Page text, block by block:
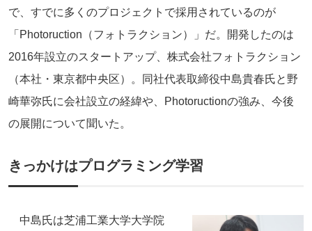
で、すでに多くのプロジェクトで採用されているのが
「Photoruction（フォトラクション）」だ。開発したのは
2016年設立のスタートアップ、株式会社フォトラクション
（本社・東京都中央区）。同社代表取締役中島貴春氏と野
崎華弥氏に会社設立の経緯や、Photoructionの強み、今後
の展開について聞いた。
きっかけはプログラミング学習
中島氏は芝浦工業大学大学院